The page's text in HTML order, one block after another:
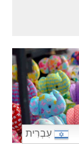
עִבְרִית